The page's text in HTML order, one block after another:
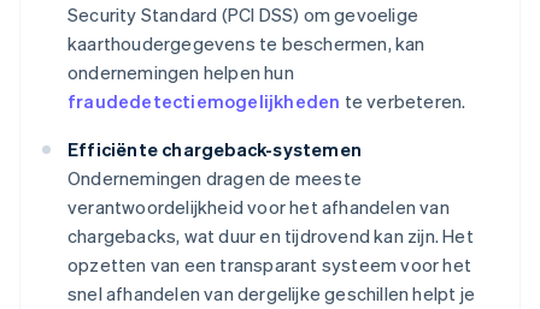
Security Standard (PCI DSS) om gevoelige
kaarthoudergegevens te beschermen, kan
ondernemingen helpen hun
fraudedetectiemogelijkheden te verbeteren.
Efficiënte chargeback-systemen
Ondernemingen dragen de meeste
verantwoordelijkheid voor het afhandelen van
chargebacks, wat duur en tijdrovend kan zijn. Het
opzetten van een transparant systeem voor het
snel afhandelen van dergelijke geschillen helpt je